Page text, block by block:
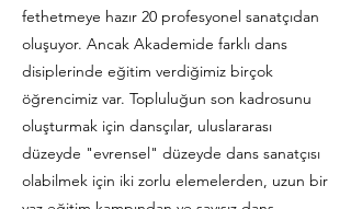
fethetmeye hazır 20 profesyonel sanatçıdan
oluşuyor. Ancak Akademide farklı dans
disiplerinde eğitim verdiğimiz birçok
öğrencimiz var. Topluluğun son kadrosunu
oluşturmak için dansçılar, uluslararası
düzeyde "evrensel" düzeyde dans sanatçısı
olabilmek için iki zorlu elemelerden, uzun bir